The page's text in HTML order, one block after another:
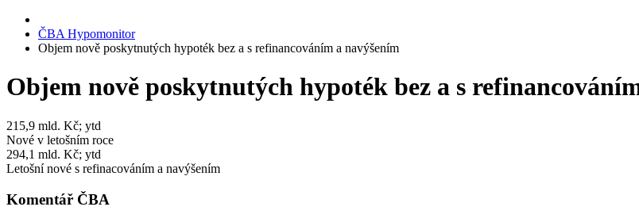
ČBA Hypomonitor
Objem nově poskytnutých hypoték bez a s refinancováním a navýšením
Objem nově poskytnutých hypoték bez a s
215,9 mld. Kč; ytd
Nové v letošním roce
294,1 mld. Kč; ytd
Letošní nové s refinacováním a navýšením
Komentář ČBA